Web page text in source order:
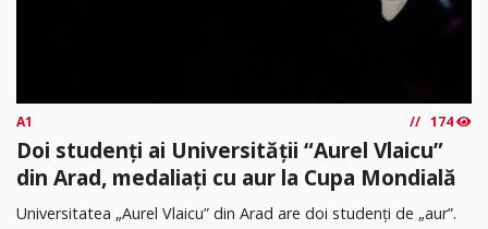
A1 174
Doi studenți ai Universității “Aurel Vlaicu”
din Arad, medaliați cu aur la Cupa Mondială
Universitatea „Aurel Vlaicu” din Arad are doi studenți de „aur”.